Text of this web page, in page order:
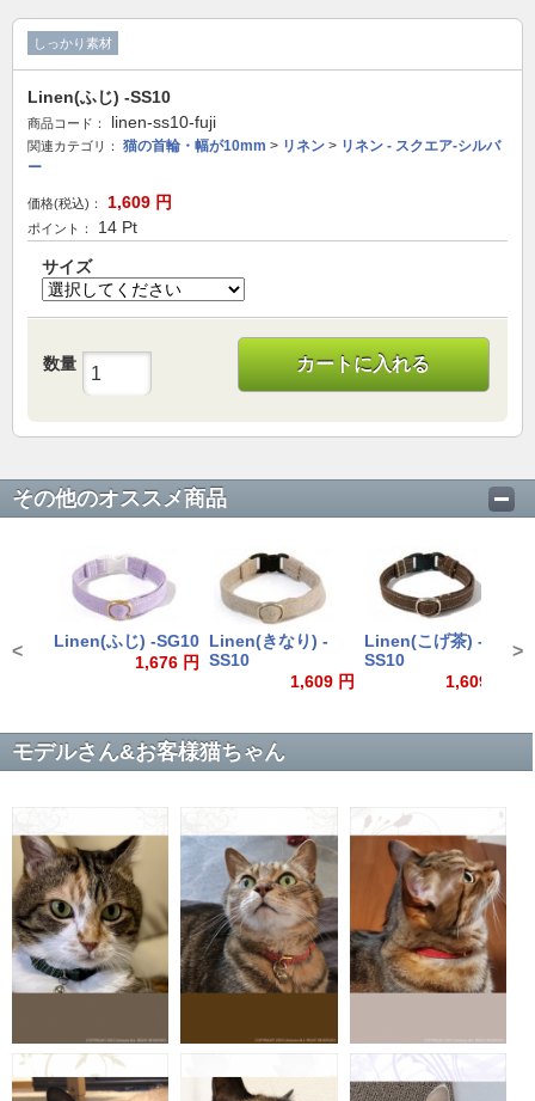
しっかり素材
Linen(ふじ) -SS10
商品コード： linen-ss10-fuji
関連カテゴリ： 猫の首輪・幅が10mm > リネン > リネン - スクエア-シルバ
ー
価格(税込)： 1,609 円
ポイント： 14 Pt
サイズ
数量 カートに入れる
その他のオススメ商品
Linen(ふじ) -SG10
1,676 円
Linen(きなり) -
SS10
1,609 円
Linen(こげ茶) -
SS10
1,609 円
< >
モデルさん&お客様猫ちゃん